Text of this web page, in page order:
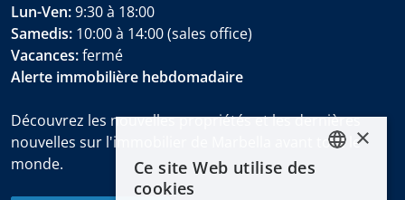
Lun-Ven:9:30 à 18:00
Samedis: 10:00 à 14:00 (sales office)
Vacances:fermé
Alerte immobilière hebdomadaire
Découvrez les nouvelles propriétés et les dernières
nouvelles sur l'immobilier de Marbella avant tout le
monde.
ENGLISH
×
Ce site Web utilise des
cookies